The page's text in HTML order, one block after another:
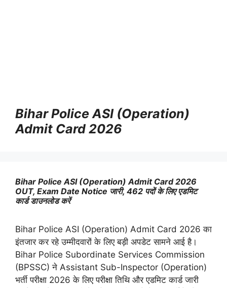
Bihar Police ASI (Operation)
Admit Card 2026
Bihar Police ASI (Operation) Admit Card 2026
OUT, Exam Date Notice जारी, 462 पदों के लिए एडमिट
कार्ड डाउनलोड करें
Bihar Police ASI (Operation) Admit Card 2026 का
इंतजार कर रहे उम्मीदवारों के लिए बड़ी अपडेट सामने आई है।
Bihar Police Subordinate Services Commission
(BPSSC) ने Assistant Sub-Inspector (Operation)
भर्ती परीक्षा 2026 के लिए परीक्षा तिथि और एडमिट कार्ड जारी